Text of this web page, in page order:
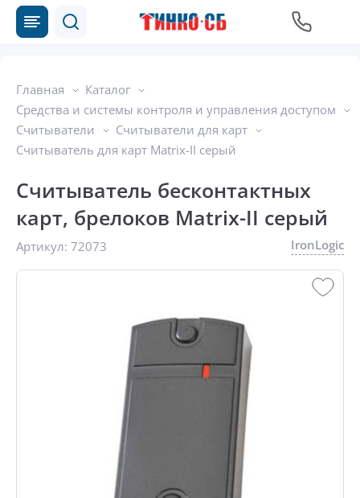
Главная
Каталог
Средства и системы контроля и управления доступом
Считыватели
Считыватели для карт
Считыватель для карт Matrix-II серый
Считыватель бесконтактных
карт, брелоков Matrix-II серый
Артикул: 72073 IronLogic